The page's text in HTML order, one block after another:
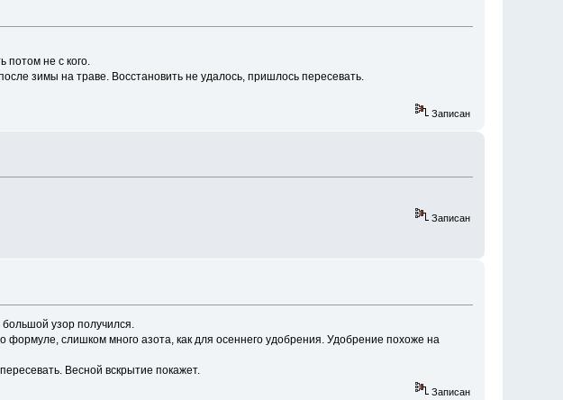
потом не с кого.
зимы на траве. Восстановить не удалось, пришлось пересевать.
Записан
Записан
узор получился.
слишком много азота, как для осеннего удобрения. Удобрение похоже на
Весной вскрытие покажет.
Записан